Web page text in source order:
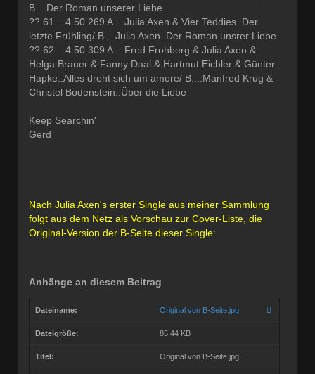
B....Der Roman unserer Liebe
?? 61....4 50 269 A....Julia Axen & Vier Teddies..Der
letzte Frühling/ B....Julia Axen..Der Roman unsrer Liebe
?? 62....4 50 309 A....Fred Frohberg & Julia Axen &
Helga Brauer & Fanny Daal & Hartmut Eichler & Günter
Hapke..Alles dreht sich um amore/ B....Manfred Krug &
Christel Bodenstein..Über die Liebe
Keep Searchin'
Gerd
Nach Julia Axen's erster Single aus meiner Sammlung
folgt aus dem Netz als Vorschau zur Cover-Liste, die
Original-Version der B-Seite dieser Single:
Anhänge an diesem Beitrag
Dateiname: Original von B-Seite.jpg
Dateigröße: 85.44 KB
Titel: Original von B-Seite.jpg